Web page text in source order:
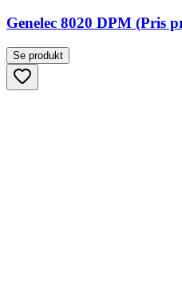
Genelec 8020 DPM (Pris
Se produkt